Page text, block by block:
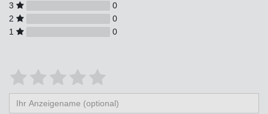
3
0
2
0
1
0
Bewertungssterne
von
4
von
3
von
2
von
1
von